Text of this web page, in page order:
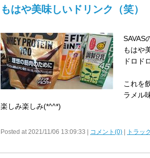
もはや美味しいドリンク（笑）
SAVAS
もはや
ドロド
これを
ラメル
楽しみ楽しみ(*^^*)
Posted at 2021/11/06 13:09:33 | コメント(0) トラッ